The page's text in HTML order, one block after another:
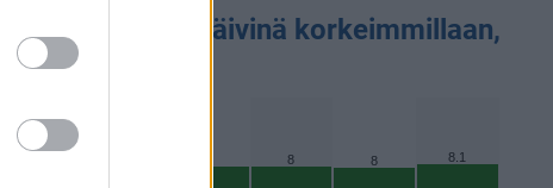
UV-Indeksi lähipäivinä korkeimmillaan,
ennuste
8 8 8.1